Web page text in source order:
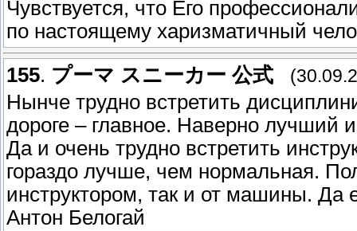
Чувствуется, что Его
по настоящему харизматичный
155. プーマ スニーカー 公式
Нынче трудно встретить
дороге – главное. Наверно лучший
Да и очень трудно встретить
гораздо лучше, чем нормальная.
инструктором, так и от машины.
Антон Белогай